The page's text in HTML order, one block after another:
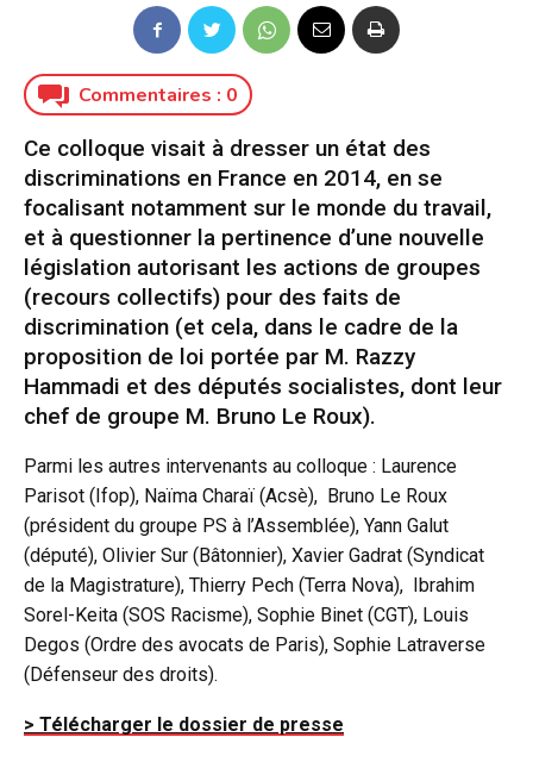
Commentaires : 0
Ce colloque visait à dresser un état des
discriminations en France en 2014, en se
focalisant notamment sur le monde du travail,
et à questionner la pertinence d’une nouvelle
législation autorisant les actions de groupes
(recours collectifs) pour des faits de
discrimination (et cela, dans le cadre de la
proposition de loi portée par M. Razzy
Hammadi et des députés socialistes, dont leur
chef de groupe M. Bruno Le Roux).
Parmi les autres intervenants au colloque : Laurence
Parisot (Ifop), Naïma Charaï (Acsè), Bruno Le Roux
(président du groupe PS à l’Assemblée), Yann Galut
(député), Olivier Sur (Bâtonnier), Xavier Gadrat (Syndicat
de la Magistrature), Thierry Pech (Terra Nova), Ibrahim
Sorel-Keita (SOS Racisme), Sophie Binet (CGT), Louis
Degos (Ordre des avocats de Paris), Sophie Latraverse
(Défenseur des droits).
> Télécharger le dossier de presse